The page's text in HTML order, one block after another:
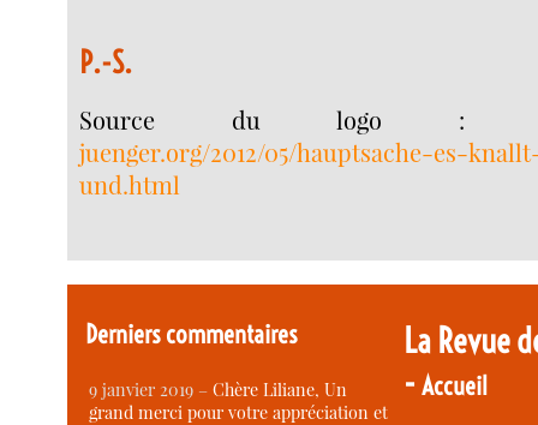
P.-S.
Source du logo
juenger.org/2012/05/hauptsache-es-
und.html
Derniers commentaires
9 janvier 2019 –Chère Liliane, Un
grand merci pour votre appréciation et
La Revue
-Accueil